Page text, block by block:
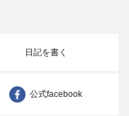
日記を書く
公式facebook